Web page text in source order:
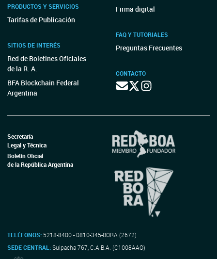
PRODUCTOS Y SERVICIOS
Tarifas de Publicación
SITIOS DE INTERÉS
Red de Boletines Oficiales
de la R. A.
BFA Blockchain Federal
Argentina
Firma digital
FAQ Y TUTORIALES
Preguntas Frecuentes
CONTACTO
Secretaría
Legal y Técnica
Boletín Oficial
de la República Argentina
TELÉFONOS: 5218-8400 - 0810-345-BORA (2672)
SEDE CENTRAL:Suipacha 767, C.A.B.A. (C1008AAO)